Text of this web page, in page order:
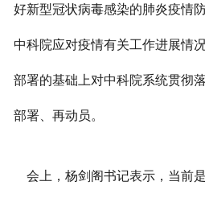
好新型冠状病毒感染的肺炎疫情
中科院应对疫情有关工作进展情
部署的基础上对中科院系统贯彻
部署、再动员。
会上，杨剑阁书记表示，当前